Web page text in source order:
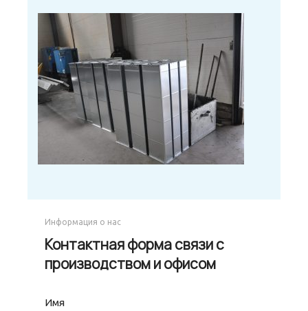
Информация о нас
Контактная форма связи с
производством и офисом
Имя